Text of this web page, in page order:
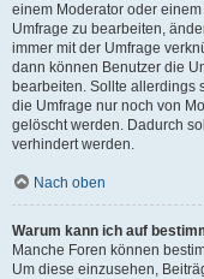
einem Moderator oder
Umfrage zu bearbeiten,
immer mit der Umfrage
dann können Benutzer die
bearbeiten. Sollte allerdings
die Umfrage nur noch von
gelöscht werden. Dadurch
verhindert werden.
Nach oben
Warum kann ich auf
Manche Foren können
Um diese einzusehen,